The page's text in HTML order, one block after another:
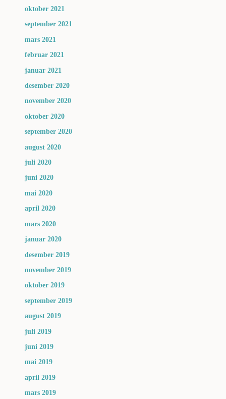
oktober 2021
september 2021
mars 2021
februar 2021
januar 2021
desember 2020
november 2020
oktober 2020
september 2020
august 2020
juli 2020
juni 2020
mai 2020
april 2020
mars 2020
januar 2020
desember 2019
november 2019
oktober 2019
september 2019
august 2019
juli 2019
juni 2019
mai 2019
april 2019
mars 2019